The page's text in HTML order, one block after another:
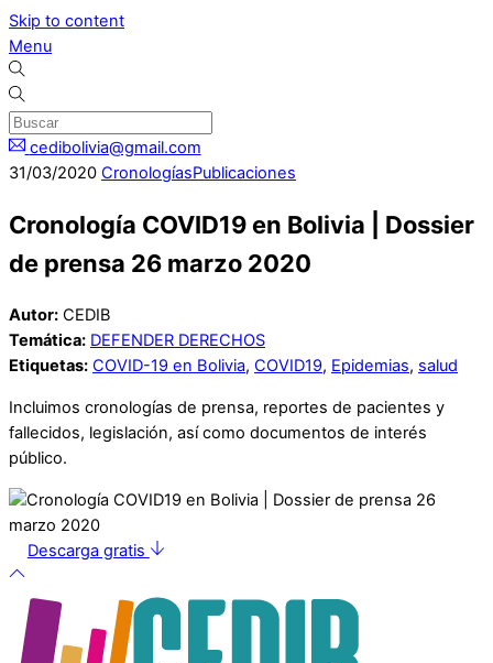
Skip to content
Menu
cedibolivia@gmail.com
31/03/2020 CronologíasPublicaciones
Cronología COVID19 en Bolivia | Dossier
de prensa 26 marzo 2020
Autor: CEDIB
Temática: DEFENDER DERECHOS
Etiquetas: COVID-19 en Bolivia, COVID19, Epidemias, salud
Incluimos cronologías de prensa, reportes de pacientes y
fallecidos, legislación, así como documentos de interés
público.
Descarga gratis